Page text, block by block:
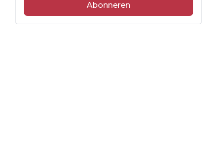
Abonneren